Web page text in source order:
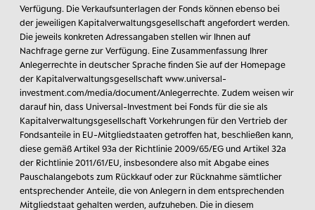
Verfügung. Die Verkaufsunterlagen der Fonds können ebenso bei
der jeweiligen Kapitalverwaltungsgesellschaft angefordert werden.
Die jeweils konkreten Adressangaben stellen wir Ihnen auf
Nachfrage gerne zur Verfügung. Eine Zusammenfassung Ihrer
Anlegerrechte in deutscher Sprache finden Sie auf der Homepage
der Kapitalverwaltungsgesellschaft www.universal-
investment.com/media/document/Anlegerrechte. Zudem weisen wir
darauf hin, dass Universal-Investment bei Fonds für die sie als
Kapitalverwaltungsgesellschaft Vorkehrungen für den Vertrieb der
Fondsanteile in EU-Mitgliedstaaten getroffen hat, beschließen kann,
diese gemäß Artikel 93a der Richtlinie 2009/65/EG und Artikel 32a
der Richtlinie 2011/61/EU, insbesondere also mit Abgabe eines
Pauschalangebots zum Rückkauf oder zur Rücknahme sämtlicher
entsprechender Anteile, die von Anlegern in dem entsprechenden
Mitgliedstaat gehalten werden, aufzuheben. Die in diesem